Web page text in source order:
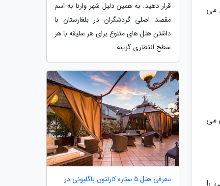
می
می
را
قرار دهید. به همین دلیل شهر وارنا به اسم
مقصد اصلی گردشگران در بلغارستان با
داشتن هتل های متنوع برای هر سلیقه با هر
سطح انتظاری گزینه...
معرفی هتل 5 ستاره کارلتون باگلیونی در